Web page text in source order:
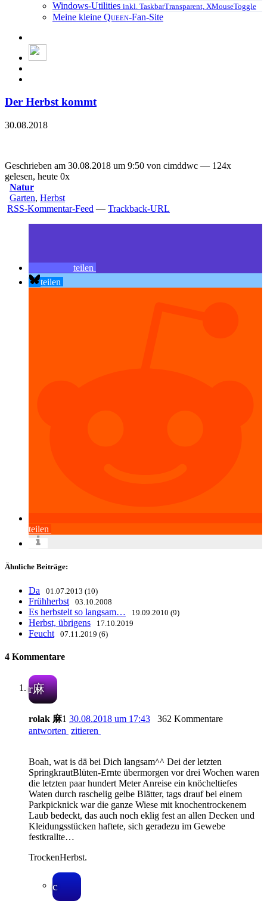
Windows-Utilities inkl. TaskbarTransparent, XMouseToggle
Meine kleine Queen-Fan-Site
Der Herbst kommt
30.08.2018
Geschrieben am 30.08.2018 um 9:50 von cimddwc — 124x
gelesen, heute 0x
Natur
Garten, Herbst
RSS-Kommentar-Feed — Trackback-URL
teilen
teilen
teilen
Ähnliche Beiträge:
Da 01.07.2013 (10)
Frühherbst 03.10.2008
Es herbstelt so langsam… 19.09.2010 (9)
Herbst, übrigens 17.10.2019
Feucht 07.11.2019 (6)
4 Kommentare
r麻
rolak 麻1 30.08.2018 um 17:43
362 Kommentare
antworten zitieren
Boah, wat is dä bei Dich langsam^^ Dei der letzten
SpringkrautBlüten-Ernte übermorgen vor drei Wochen waren
die letzten paar hundert Meter Anreise ein knöcheltiefes
Waten durch raschelig gelbe Blätter, tags drauf bei einem
Parkpicknick war die ganze Wiese mit knochentrockenem
Laub bedeckt, das auch noch eklig fest an allen Decken und
Kleidungsstücken haftete, sich geradezu im Gewebe
festkrallte…
TrockenHerbst.
c